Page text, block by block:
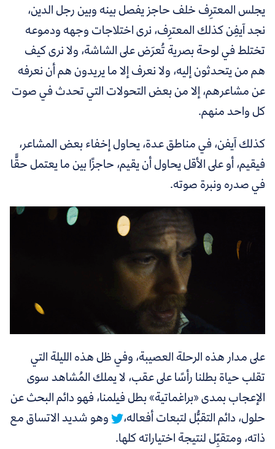
يجلس المعترِف خلف حاجز يفصل بينه وبين رجل الدين،
نجد آيفِن كذلك المعترِف، نرى اختلاجات وجهه ودموعه
تختلط في لوحة بصرية تُعرَض على الشاشة، ولا نرى كيف
هم من يتحدثون إليه، ولا نعرف إلا ما يريدون هم أن نعرفه
عن مشاعرهم، إلا من بعض التحولات التي تحدث في صوت
كل واحد منهم.
كذلك آيفن، في مناطق عدة، يحاول إخفاء بعض المشاعر،
فيقيم، أو على الأقل يحاول أن يقيم، حاجزًا بين ما يعتمل حقًّا
في صدره ونبرة صوته.
على مدار هذه الرحلة العصيبة، وفي ظل هذه الليلة التي
تقلب حياة بطلنا رأسًا على عقب، لا يملك المُشاهد سوى
الإعجاب بمدى «براغماتية» بطل فيلمنا،فهو دائم البحث عن
حلول، دائم التقبُّل لتبعات أفعاله،
وهو شديد الاتساق مع
ذاته، ومتقبِّل لنتيجة اختياراته كلها.